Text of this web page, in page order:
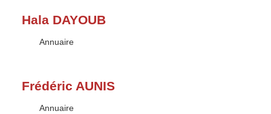
Hala DAYOUB
Type :
Annuaire
Frédéric AUNIS
Type :
Annuaire